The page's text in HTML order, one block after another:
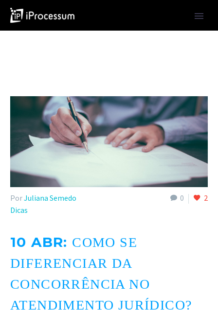
0 2
PorJuliana Semedo
Dicas
10 ABR: COMO SE
DIFERENCIAR DA
CONCORRÊNCIA NO
ATENDIMENTO JURÍDICO?